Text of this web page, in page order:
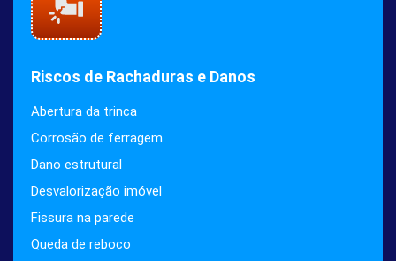
Riscos de Rachaduras e Danos
Abertura da trinca
Corrosão de ferragem
Dano estrutural
Desvalorização imóvel
Fissura na parede
Queda de reboco